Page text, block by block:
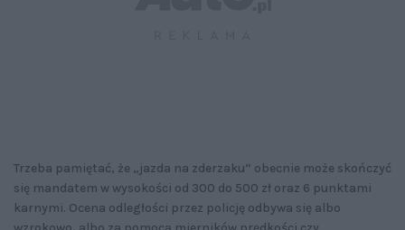
Trzeba pamiętać, że „jazda na zderzaku” obecnie może skończyć
się mandatem w wysokości od 300 do 500 zł oraz 6 punktami
karnymi. Ocena odległości przez policję odbywa się albo